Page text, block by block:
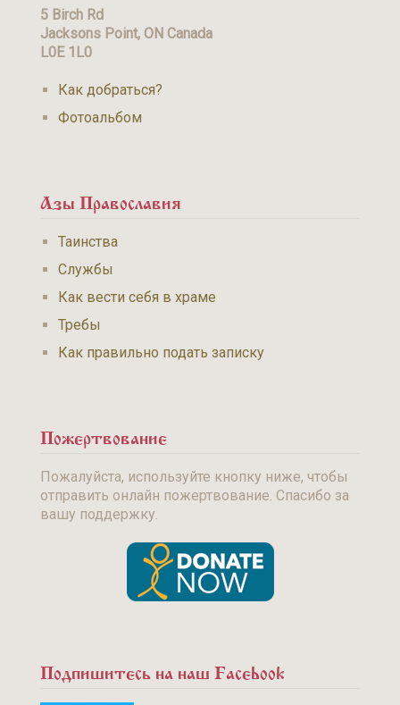
5 Birch Rd
Jacksons Point, ON Canada
L0E 1L0
Как добраться?
Фотоальбом
Азы Православия
Таинства
Службы
Как вести себя в храме
Требы
Как правильно подать записку
Пожертвование
Пожалуйста, используйте кнопку ниже, чтобы
отправить онлайн пожертвование. Спасибо за
вашу поддержку.
Подпишитесь на наш Facebook